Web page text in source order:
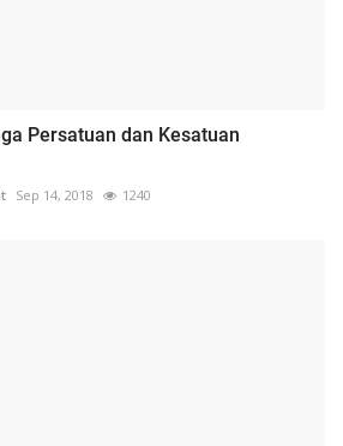
Persatuan dan Kesatuan
Sep 14, 2018 1240